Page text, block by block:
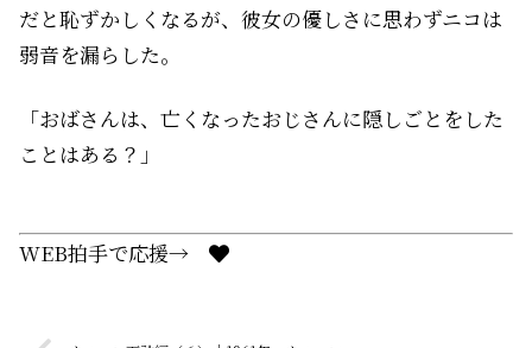
だと恥ずかしくなるが、彼女の優しさに思わずニコは
弱音を漏らした。
「おばさんは、亡くなったおじさんに隠しごとをした
ことはある？」
WEB拍手で応援→